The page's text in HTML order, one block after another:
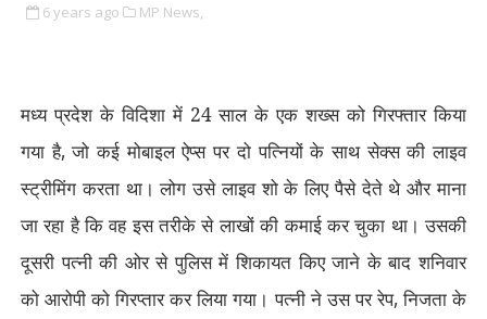
6 years ago MP News,
मध्य प्रदेश के विदिशा में 24 साल के एक शख्स को गिरफ्तार किया
गया है,जो कई मोबाइल ऐप्स पर दो पत्नियों के साथ सेक्स की लाइव
स्ट्रीमिंग करता था। लोग उसे लाइव शो के लिए पैसे देते थे और माना
जा रहा है कि वह इस तरीके से लाखों की कमाई कर चुका था। उसकी
दूसरी पत्नी की ओर से पुलिस में शिकायत किए जाने के बाद शनिवार
को आरोपी को गिरप्तार कर लिया गया। पत्नी ने उस पर रेप,निजता के